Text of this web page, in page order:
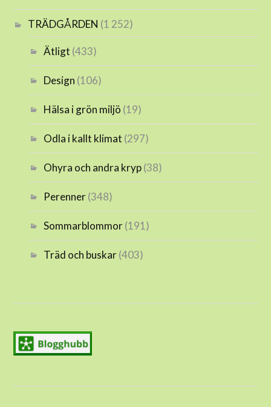
TRÄDGÅRDEN (1 252)
Ätligt (433)
Design (106)
Hälsa i grön miljö (19)
Odla i kallt klimat (297)
Ohyra och andra kryp(38)
Perenner(348)
Sommarblommor(191)
Träd och buskar(403)